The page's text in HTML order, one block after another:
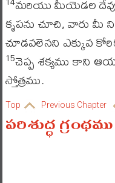
కృపను చూచి, వారు మీ
చూడవలెనని ఎక్కువ
15చెప్ప శక్యము కాని
స్తోత్రము.
Top Previous Chapter
పరిశుద్ధ గ్రంథము